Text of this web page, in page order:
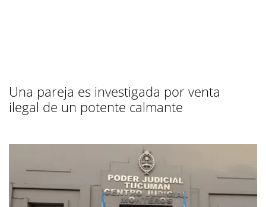
Una pareja es investigada por venta
ilegal de un potente calmante